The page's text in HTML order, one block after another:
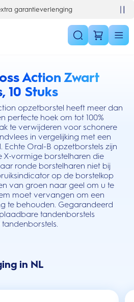
garantieverlenging
Action Zwart
10 Stuks
opzetborstel heeft meer dan
perfecte hoek om tot 100%
te verwijderen voor schonere
in vergelijking met een
Echte Oral-B opzetborstels zijn
vormige borstelharen die
ronde borstelharen niet bij
op de borstelkop
van groen naar geel om u te
moet vervangen om een
te behouden. Gegarandeerd
tandenborstels
section
in NL